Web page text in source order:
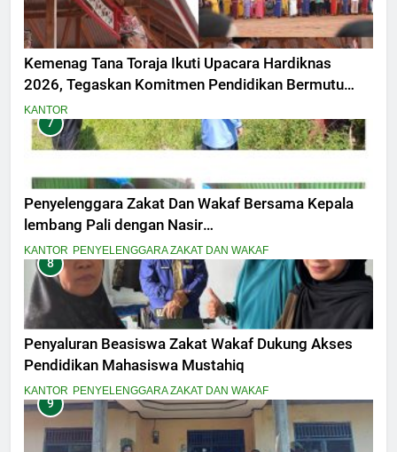
Kemenag Tana Toraja Ikuti Upacara Hardiknas
2026, Tegaskan Komitmen Pendidikan Bermutu
untuk Semua
KANTOR
7
Penyelenggara Zakat Dan Wakaf Bersama Kepala
lembang Pali dengan Nasir
MelaksanakanPeninjauan Lokasi Tanah Wakaf
Masjid Amal Bakti Pali Dalam penyesuaian titik
Lokasi secara fisik
KANTOR PENYELENGGARA ZAKAT DAN WAKAF
8
Penyaluran Beasiswa Zakat Wakaf Dukung Akses
Pendidikan Mahasiswa Mustahiq
KANTOR PENYELENGGARA ZAKAT DAN WAKAF
9